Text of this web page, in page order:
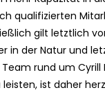
qualifizierten
gilt letztlich
in der Natur und
rund um Cyrill
ist daher